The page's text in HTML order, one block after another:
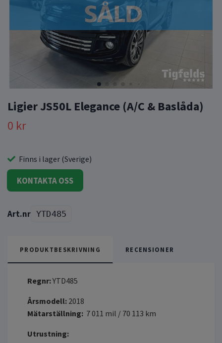
Ligier JS50L Elegance (A/C & Baslåda)
0 kr
Finns i lager (Sverige)
KONTAKTA OSS
YTD485
PRODUKTBESKRIVNING RECENSIONER
Regnr:YTD485
Årsmodell: 2018
Mätarställning: 7 011 mil / 70 113 km
Utrustning: